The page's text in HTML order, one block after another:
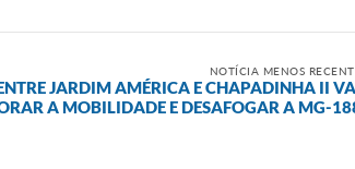
NOTÍCIA MENOS
JARDIM AMÉRICA E CHAPADINHA II
A MOBILIDADE E DESAFOGAR A MG-